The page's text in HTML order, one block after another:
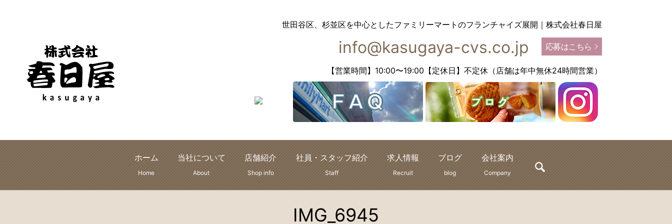
世田谷区、杉並区を中心としたファミリーマートのフランチャイズ展開｜株式会社春日屋
info@kasugaya-cvs.co.jp 応募はこちら
【営業時間】10:00〜19:00【定休日】不定休（店舗は年中無休24時間営業）
ホーム
Home
当社について
About
店舗紹介
Shop info
社員・スタッフ紹介
Staff
求人情報
Recruit
ブログ
blog
会社案内
Company search
IMG_6945